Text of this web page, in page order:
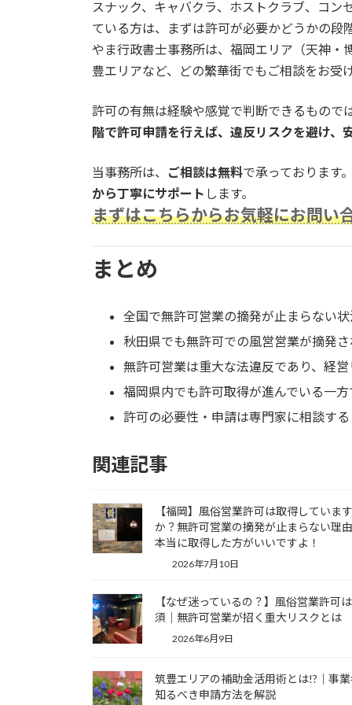
スナック、キャバクラ、ホストクラブ、コ
ている方は、まずは許可が必要かどうかの段
やま行政書士事務所は、福岡エリア（天神・
豊エリアなど、どの繁華街でもご相談をお受
許可の有無は経験や感覚で判断できるもので
階で許可申請を行えば、違反リスクを避け、
当事務所は、 ご相談は無料で承っております
から丁寧にサポート します。
まずはこちらからお気軽にお問い
まとめ
全国で無許可営業の摘発が止まらない状
秋田県でも無許可での風営営業が摘発
無許可営業は重大な法違反であり、経
福岡県内でも許可取得が進んでいる一
許可の必要性・申請は専門家に相談す
関連記事
【福岡】風俗営業許可は取得しています
か？無許可営業の摘発が止まらない理
本当に取得した方がいいですよ！
2026年7月10日
【なぜ迷っているの？】風俗営業許可
須｜無許可営業が招く重大リスクとは
2026年6月9日
筑豊エリアの補助金活用術とは!?｜事
知るべき申請方法を解説